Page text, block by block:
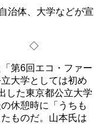
治体、大学などが宣
第6回エコ・ファー
大学としては初め
した東京都公立大学
休憩時に「うちも
ものだ。山本氏は